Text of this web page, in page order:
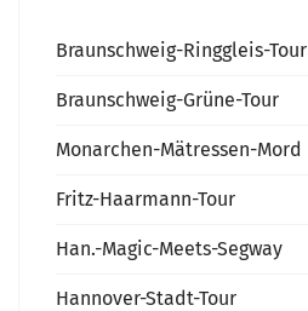
Braunschweig-Ringgleis-Tour
Braunschweig-Grüne-Tour
Monarchen-Mätressen-Mord
Fritz-Haarmann-Tour
Han.-Magic-Meets-Segway
Hannover-Stadt-Tour